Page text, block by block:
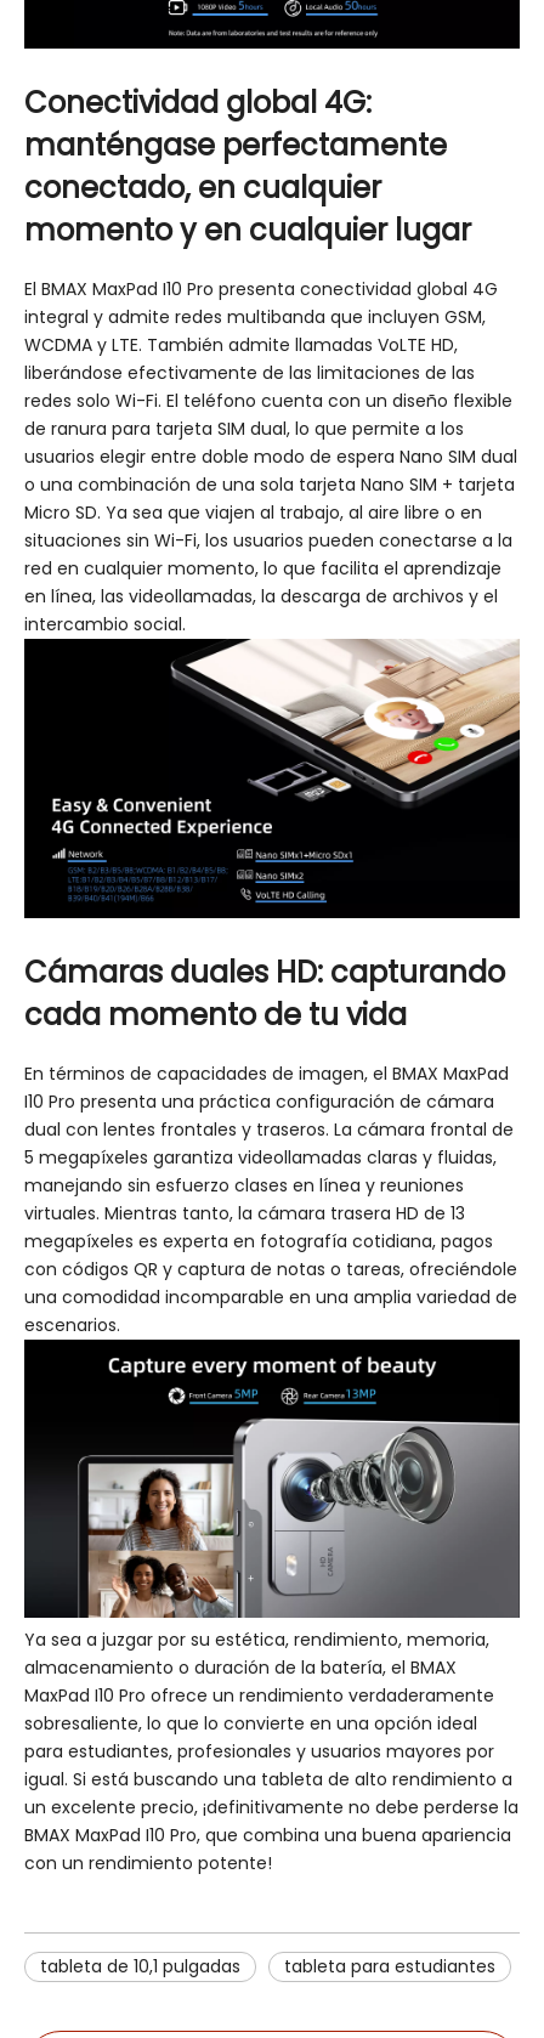
Conectividad global 4G:
manténgase perfectamente
conectado, en cualquier
momento y en cualquier lugar
El BMAX MaxPad I10 Pro presenta conectividad global 4G
integral y admite redes multibanda que incluyen GSM,
WCDMA y LTE. También admite llamadas VoLTE HD,
liberándose efectivamente de las limitaciones de las
redes solo Wi-Fi. El teléfono cuenta con un diseño flexible
de ranura para tarjeta SIM dual, lo que permite a los
usuarios elegir entre doble modo de espera Nano SIM dual
o una combinación de una sola tarjeta Nano SIM + tarjeta
Micro SD. Ya sea que viajen al trabajo, al aire libre o en
situaciones sin Wi-Fi, los usuarios pueden conectarse a la
red en cualquier momento, lo que facilita el aprendizaje
en línea, las videollamadas, la descarga de archivos y el
intercambio social.
Cámaras duales HD: capturando
cada momento de tu vida
En términos de capacidades de imagen, el BMAX MaxPad
I10 Pro presenta una práctica configuración de cámara
dual con lentes frontales y traseros. La cámara frontal de
5 megapíxeles garantiza videollamadas claras y fluidas,
manejando sin esfuerzo clases en línea y reuniones
virtuales. Mientras tanto, la cámara trasera HD de 13
megapíxeles es experta en fotografía cotidiana, pagos
con códigos QR y captura de notas o tareas, ofreciéndole
una comodidad incomparable en una amplia variedad de
escenarios.
Ya sea a juzgar por su estética, rendimiento, memoria,
almacenamiento o duración de la batería, el BMAX
MaxPad I10 Pro ofrece un rendimiento verdaderamente
sobresaliente, lo que lo convierte en una opción ideal
para estudiantes, profesionales y usuarios mayores por
igual. Si está buscando una tableta de alto rendimiento a
un excelente precio, ¡definitivamente no debe perderse la
BMAX MaxPad I10 Pro, que combina una buena apariencia
con un rendimiento potente!
tableta de 10,1 pulgadas tableta para estudiantes